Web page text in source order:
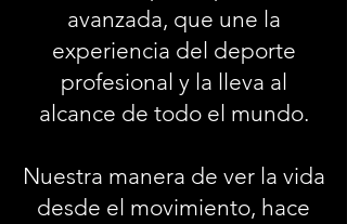
avanzada, que une la
experiencia del deporte
profesional y la lleva al
alcance de todo el mundo.
Nuestra manera de ver la vida
desde el movimiento, hace